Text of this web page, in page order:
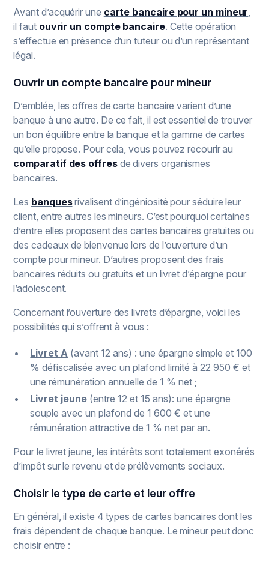
Avant d’acquérir une carte bancaire pour un mineur,
il faut ouvrir un compte bancaire. Cette opération
s’effectue en présence d’un tuteur ou d’un représentant
légal.
Ouvrir un compte bancaire pour mineur
D’emblée, les offres de carte bancaire varient d’une
banque à une autre. De ce fait, il est essentiel de trouver
un bon équilibre entre la banque et la gamme de cartes
qu’elle propose. Pour cela, vous pouvez recourir au
comparatif des offresde divers organismes
bancaires.
Les banquesrivalisent d’ingéniosité pour séduire leur
client, entre autres les mineurs. C’est pourquoi certaines
d’entre elles proposent des cartes bancaires gratuites ou
des cadeaux de bienvenue lors de l’ouverture d’un
compte pour mineur. D’autres proposent des frais
bancaires réduits ou gratuits et un livret d’épargne pour
l’adolescent.
Concernant l’ouverture des livrets d’épargne, voici les
possibilités qui s’offrent à vous :
Livret A (avant 12 ans) : une épargne simple et 100
% défiscalisée avec un plafond limité à 22 950 € et
une rémunération annuelle de 1 % net ;
Livret jeune (entre 12 et 15 ans): une épargne
souple avec un plafond de 1 600 € et une
rémunération attractive de 1 % net par an.
Pour le livret jeune, les intérêts sont totalement exonérés
d’impôt sur le revenu et de prélèvements sociaux.
Choisir le type de carte et leur offre
En général, il existe 4 types de cartes bancaires dont les
frais dépendent de chaque banque. Le mineur peut donc
choisir entre :